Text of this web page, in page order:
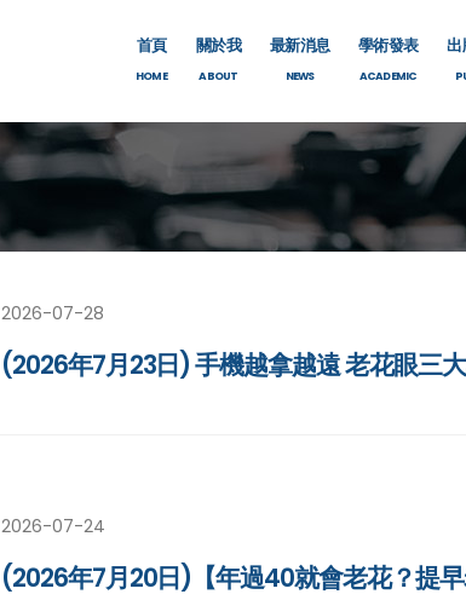
首頁
HOME
關於我
ABOUT
最新消息
NEWS
學術發表
ACADEMIC
出
2026-07-28
(2026年7月23日) 手機越拿越遠 老花眼三
2026-07-24
(2026年7月20日)【年過40就會老花？提